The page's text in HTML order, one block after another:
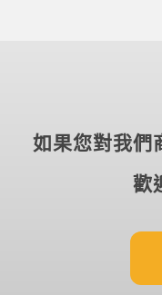
如果您對我們
歡